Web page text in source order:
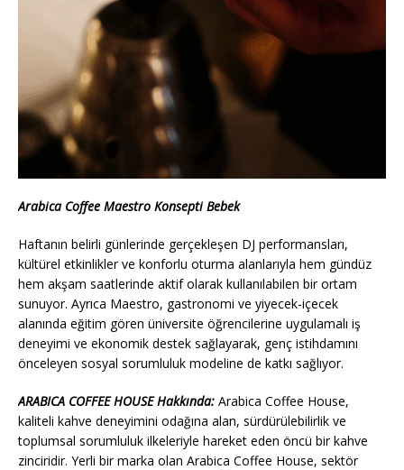
Arabica Coffee Maestro Konsepti Bebek
Haftanın belirli günlerinde gerçekleşen DJ performansları,
kültürel etkinlikler ve konforlu oturma alanlarıyla hem gündüz
hem akşam saatlerinde aktif olarak kullanılabilen bir ortam
sunuyor. Ayrıca Maestro, gastronomi ve yiyecek-içecek
alanında eğitim gören üniversite öğrencilerine uygulamalı iş
deneyimi ve ekonomik destek sağlayarak, genç istihdamını
önceleyen sosyal sorumluluk modeline de katkı sağlıyor.
ARABICA COFFEE HOUSE Hakkında: Arabica Coffee House,
kaliteli kahve deneyimini odağına alan, sürdürülebilirlik ve
toplumsal sorumluluk ilkeleriyle hareket eden öncü bir kahve
zinciridir. Yerli bir marka olan Arabica Coffee House, sektör